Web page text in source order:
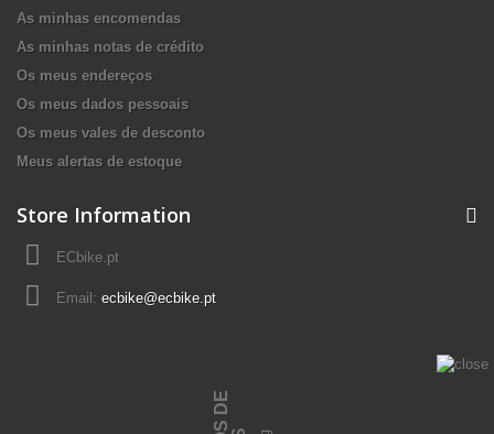
As minhas encomendas
As minhas notas de crédito
Os meus endereços
Os meus dados pessoais
Os meus vales de desconto
Meus alertas de estoque
Store Information
ECbike.pt
Email: ecbike@ecbike.pt